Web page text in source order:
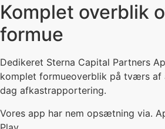
Komplet overblik
formue
Dedikeret Sterna Capital Partners
komplet formueoverblik på tværs af
dag afkastrapportering.
Vores app har nem opsætning via.